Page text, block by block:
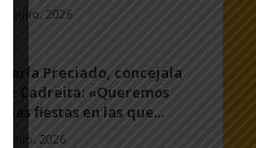
11 julio, 2026
María Preciado, concejala
de Cadreita: «Queremos
unas fiestas en las que...
7 julio, 2026